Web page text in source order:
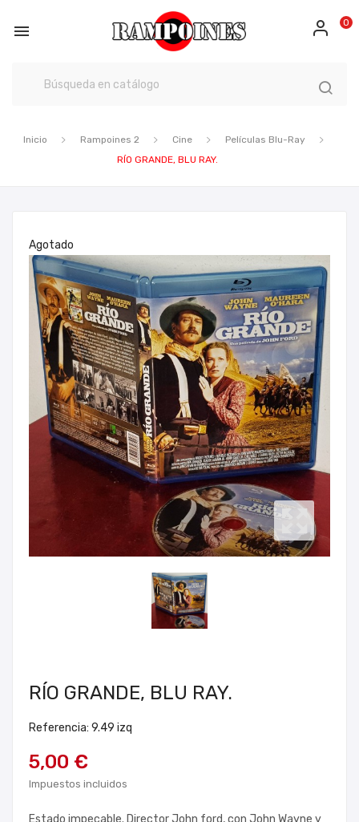
 0
Inicio Rampoines 2 Cine
Películas Blu-Ray
RÍO GRANDE, BLU RAY.
Agotado
RÍO GRANDE, BLU RAY.
Referencia: 9.49 izq
5,00 €
Impuestos incluidos
Estado impecable. Director John ford, con John Wayne y